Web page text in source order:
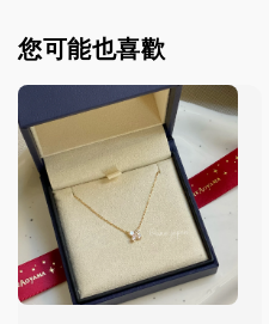
您可能也喜歡